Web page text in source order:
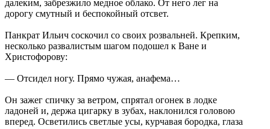
далеким, забрезжило медное облако. От него лег на
дорогу смутный и беспокойный отсвет.
Панкрат Ильич соскочил со своих розвальней. Крепким,
несколько развалистым шагом подошел к Ване и
Христофорову:
— Отсидел ногу. Прямо чужая, анафема…
Он зажег спичку за ветром, спрятал огонек в лодке
ладоней и, держа цигарку в зубах, наклонился головою
вперед. Осветились светлые усы, курчавая бородка, глаза